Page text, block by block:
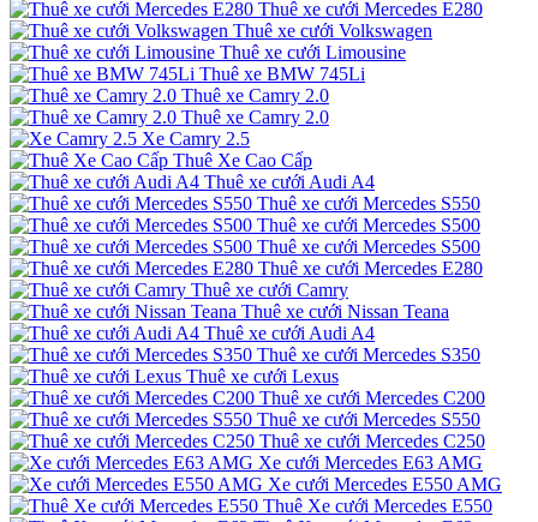
Thuê xe cưới Mercedes E280
Thuê xe cưới Volkswagen
Thuê xe cưới Limousine
Thuê xe BMW 745Li
Thuê xe Camry 2.0
Thuê xe Camry 2.0
Xe Camry 2.5
Thuê Xe Cao Cấp
Thuê xe cưới Audi A4
Thuê xe cưới Mercedes S550
Thuê xe cưới Mercedes S500
Thuê xe cưới Mercedes S500
Thuê xe cưới Mercedes E280
Thuê xe cưới Camry
Thuê xe cưới Nissan Teana
Thuê xe cưới Audi A4
Thuê xe cưới Mercedes S350
Thuê xe cưới Lexus
Thuê xe cưới Mercedes C200
Thuê xe cưới Mercedes S550
Thuê xe cưới Mercedes C250
Xe cưới Mercedes E63 AMG
Xe cưới Mercedes E550 AMG
Thuê Xe cưới Mercedes E550